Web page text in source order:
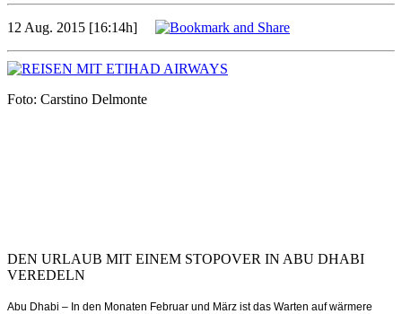
12 Aug. 2015 [16:14h]
Foto: Carstino Delmonte
DEN URLAUB MIT EINEM STOPOVER IN ABU DHABI
VEREDELN
Abu Dhabi – In den Monaten Februar und März ist das Warten auf wärmere